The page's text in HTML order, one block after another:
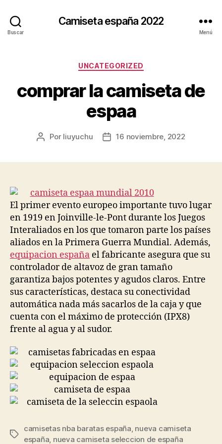
Buscar
Camiseta españa 2022
Menú
Categorías
UNCATEGORIZED
comprar la camiseta de
espaa
Autor
Por liuyuchu
Fecha16 noviembre, 2022
El primer evento europeo importante tuvo lugar
en 1919 en Joinville-le-Pont durante los Juegos
Interaliados en los que tomaron parte los países
aliados en la Primera Guerra Mundial. Además,
equipacion españa el fabricante asegura que su
controlador de altavoz de gran tamaño
garantiza bajos potentes y agudos claros. Entre
sus características, destaca su conectividad
automática nada más sacarlos de la caja y que
cuenta con el máximo de protección (IPX8)
frente al agua y al sudor.
Etiquetas
camisetas nba baratas españa, nueva camiseta
españa, nueva camiseta seleccion de españa